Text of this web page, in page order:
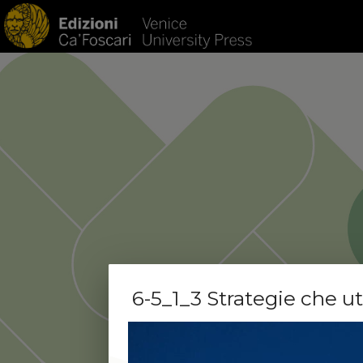
6-5_1_3 Strategie che